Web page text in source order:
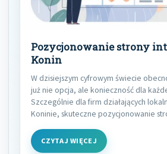
Pozycjonowanie strony
Konin
W dzisiejszym cyfrowym świecie
już nie opcja, ale konieczność dla
Szczególnie dla firm działających
Koninie, skuteczne pozycjonowanie
CZYTAJ WIĘCEJ